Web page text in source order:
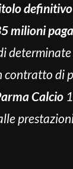
definitivo
milioni
contratto di
Calcio